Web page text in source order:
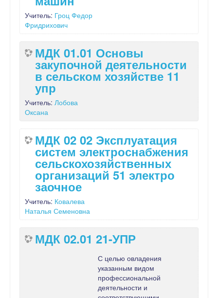
Учитель: Гроц Федор
Фридрихович
МДК 01.01 Основы
закупочной деятельности
в сельском хозяйстве 11
упр
Учитель: Лобова
Оксана
МДК 02 02 Эксплуатация
систем электроснабжения
сельскохозяйственных
организаций 51 электро
заочное
Учитель: Ковалева
Наталья Семеновна
МДК 02.01 21-УПР
С целью овладения
указанным видом
профессиональной
деятельности и